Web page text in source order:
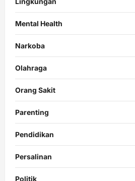
Mental Health
Narkoba
Olahraga
Orang Sakit
Parenting
Pendidikan
Persalinan
Politik